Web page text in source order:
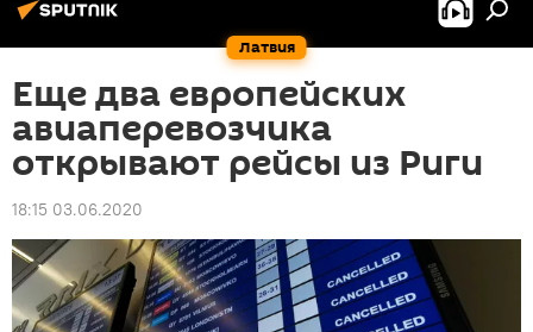
Латвия
Еще два европейских
авиаперевозчика
открывают рейсы из Риги
18:15 03.06.2020